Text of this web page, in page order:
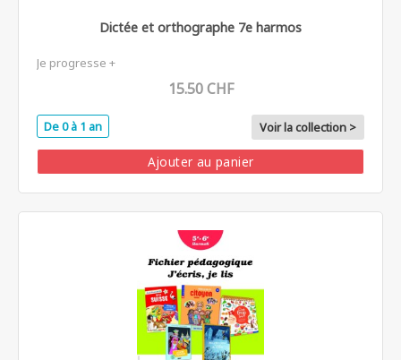
Dictée et orthographe 7e harmos
Je progresse +
15.50 CHF
De 0 à 1 an Voir la collection >
Ajouter au panier